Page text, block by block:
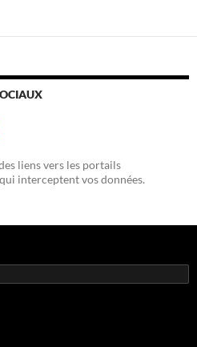
liens vers les portails
interceptent vos données.